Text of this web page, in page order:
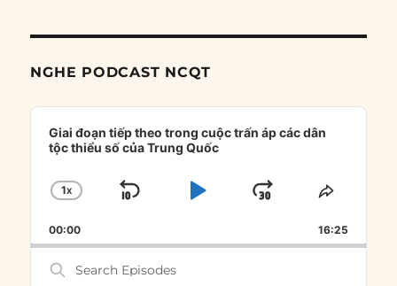
NGHE PODCAST NCQT
Audio
Player
Giai đoạn tiếp theo trong cuộc trấn áp các dân
tộc thiểu số của Trung Quốc
CHANGE
RATE
1X
SKIP
PLAYJUMP
FORWARD
SHARE
00:00 16:25
Search
Episodes